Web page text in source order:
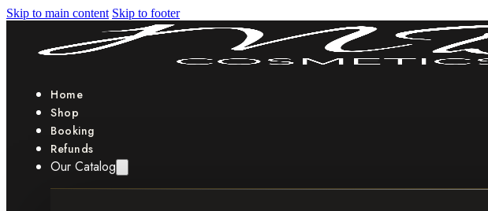
Skip to main content Skip to footer
Home
Shop
Booking
Refunds
Our Catalog